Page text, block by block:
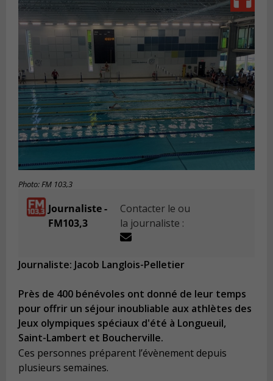
Photo: FM 103,3
Journaliste -
FM103,3
Contacter le ou
la journaliste :
Journaliste: Jacob Langlois-Pelletier
Près de 400 bénévoles ont donné de leur temps
pour offrir un séjour inoubliable aux athlètes des
Jeux olympiques spéciaux d'été à Longueuil,
Saint-Lambert et Boucherville.
Ces personnes préparent l’évènement depuis
plusieurs semaines.